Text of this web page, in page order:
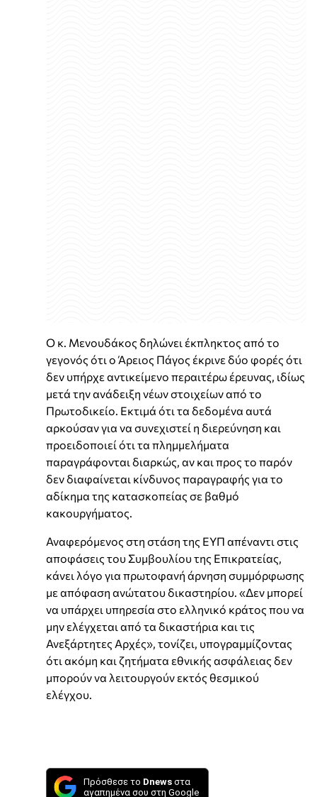
Ο κ. Μενουδάκος δηλώνει έκπληκτος από το
γεγονός ότι ο Άρειος Πάγος έκρινε δύο φορές ότι
δεν υπήρχε αντικείμενο περαιτέρω έρευνας, ιδίως
μετά την ανάδειξη νέων στοιχείων από το
Πρωτοδικείο. Εκτιμά ότι τα δεδομένα αυτά
αρκούσαν για να συνεχιστεί η διερεύνηση και
προειδοποιεί ότι τα πλημμελήματα
παραγράφονται διαρκώς, αν και προς το παρόν
δεν διαφαίνεται κίνδυνος παραγραφής για το
αδίκημα της κατασκοπείας σε βαθμό
κακουργήματος.
Αναφερόμενος στη στάση της ΕΥΠ απέναντι στις
αποφάσεις του Συμβουλίου της Επικρατείας,
κάνει λόγο για πρωτοφανή άρνηση συμμόρφωσης
με απόφαση ανώτατου δικαστηρίου. «Δεν μπορεί
να υπάρχει υπηρεσία στο ελληνικό κράτος που να
μην ελέγχεται από τα δικαστήρια και τις
Ανεξάρτητες Αρχές», τονίζει, υπογραμμίζοντας
ότι ακόμη και ζητήματα εθνικής ασφάλειας δεν
μπορούν να λειτουργούν εκτός θεσμικού
ελέγχου.
Πρόσθεσε το Dnews στα
αγαπημένα σου στη Google